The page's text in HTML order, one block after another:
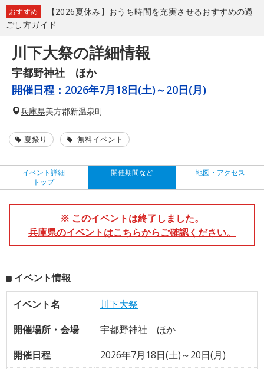
おすすめ
【2026夏休み】おうち時間を充実させるおすすめの過
ごし方ガイド
川下大祭の詳細情報
宇都野神社 ほか
開催日程： 2026年7月18日(土)～20日(月)
兵庫県美方郡新温泉町
夏祭り 無料イベント
イベント詳細
トップ
開催期間など 地図・アクセス
※ このイベントは終了しました。
兵庫県のイベントはこちらからご確認ください。
イベント情報
イベント名
川下大祭
開催場所・会場
宇都野神社 ほか
開催日程
2026年7月18日(土)～20日(月)